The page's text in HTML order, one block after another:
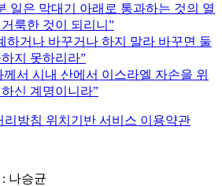
일은 막대기 아래로 통과하는 것의 열
룩한 것이 되리니
하거나 바꾸거나 하지 말라 바꾸면 둘
지 못하리라
서 시내 산에서 이스라엘 자손을 위
신 계명이니라
리방침 위치기반 서비스 이용약관
나승균